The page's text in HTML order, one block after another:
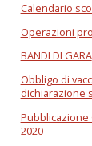
Calendario
Operazioni
BANDI DI GARA
Obbligo di
dichiarazione
Pubblicazione
2020